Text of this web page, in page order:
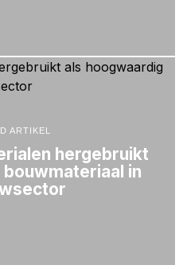
ARTIKEL
hergebruikt
in